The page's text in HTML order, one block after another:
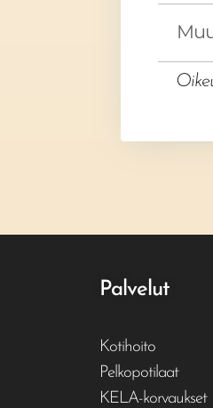
Palvelut
Kotihoito
Pelkopotilaat
KELA-korvaukset